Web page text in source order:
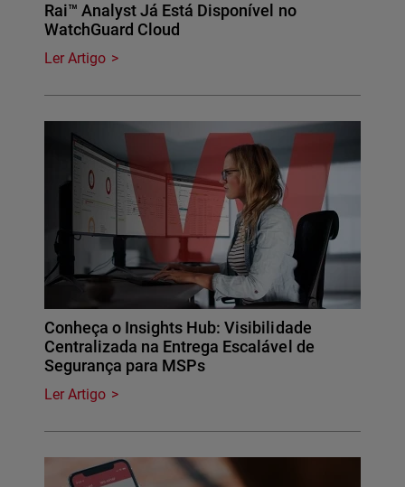
Rai™ Analyst Já Está Disponível no
WatchGuard Cloud
Ler Artigo
Conheça o Insights Hub: Visibilidade
Centralizada na Entrega Escalável de
Segurança para MSPs
Ler Artigo